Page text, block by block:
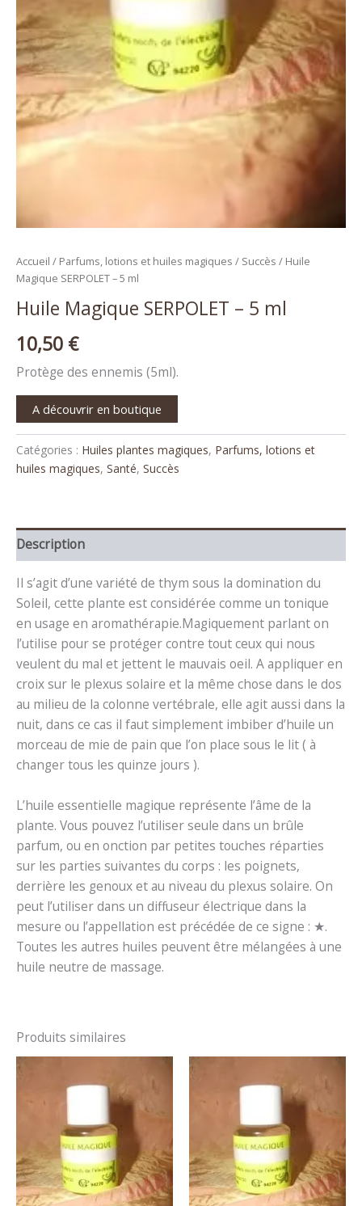
Accueil / Parfums, lotions et huiles magiques / Succès / Huile
Magique SERPOLET – 5 ml
Huile Magique SERPOLET – 5 ml
10,50 €
Protège des ennemis (5ml).
A découvrir en boutique
Catégories : Huiles plantes magiques, Parfums, lotions et
huiles magiques, Santé, Succès
Description
Il s’agit d’une variété de thym sous la domination du
Soleil, cette plante est considérée comme un tonique
en usage en aromathérapie.Magiquement parlant on
l’utilise pour se protéger contre tout ceux qui nous
veulent du mal et jettent le mauvais oeil. A appliquer en
croix sur le plexus solaire et la même chose dans le dos
au milieu de la colonne vertébrale, elle agit aussi dans la
nuit, dans ce cas il faut simplement imbiber d’huile un
morceau de mie de pain que l’on place sous le lit ( à
changer tous les quinze jours ).
L’huile essentielle magique représente l’âme de la
plante. Vous pouvez l’utiliser seule dans un brûle
parfum, ou en onction par petites touches réparties
sur les parties suivantes du corps : les poignets,
derrière les genoux et au niveau du plexus solaire. On
peut l’utiliser dans un diffuseur électrique dans la
mesure ou l’appellation est précédée de ce signe : ★.
Toutes les autres huiles peuvent être mélangées à une
huile neutre de massage.
Produits similaires